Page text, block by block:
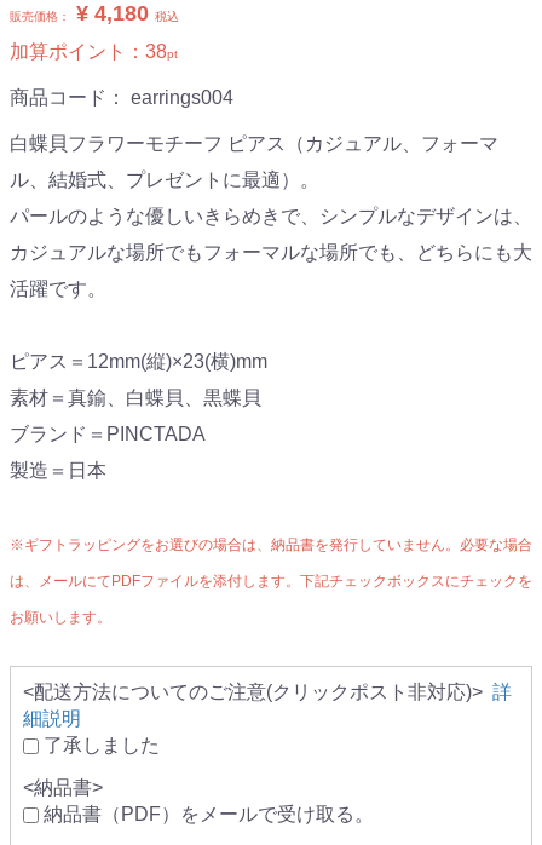
販売価格： ¥ 4,180 税込
加算ポイント： 38pt
商品コード： earrings004
白蝶貝フラワーモチーフ ピアス（カジュアル、フォーマ
ル、結婚式、プレゼントに最適）。
パールのような優しいきらめきで、シンプルなデザインは、
カジュアルな場所でもフォーマルな場所でも、どちらにも大
活躍です。
ピアス＝12mm(縦)×23(横)mm
素材＝真鍮、白蝶貝、黒蝶貝
ブランド＝PINCTADA
製造＝日本
※ギフトラッピングをお選びの場合は、納品書を発行していません。必要な場合
は、メールにてPDFファイルを添付します。下記チェックボックスにチェックを
お願いします。
<配送方法についてのご注意(クリックポスト非対応)> 詳
細説明
了承しました
<納品書>
納品書（PDF）をメールで受け取る。